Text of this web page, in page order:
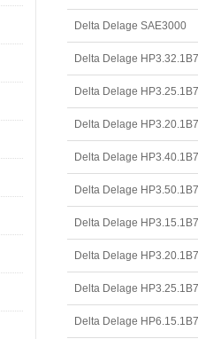
Delta Delage SAE3000
Delta Delage
Delta Delage
Delta Delage
Delta Delage
Delta Delage
Delta Delage
Delta Delage
Delta Delage
Delta Delage